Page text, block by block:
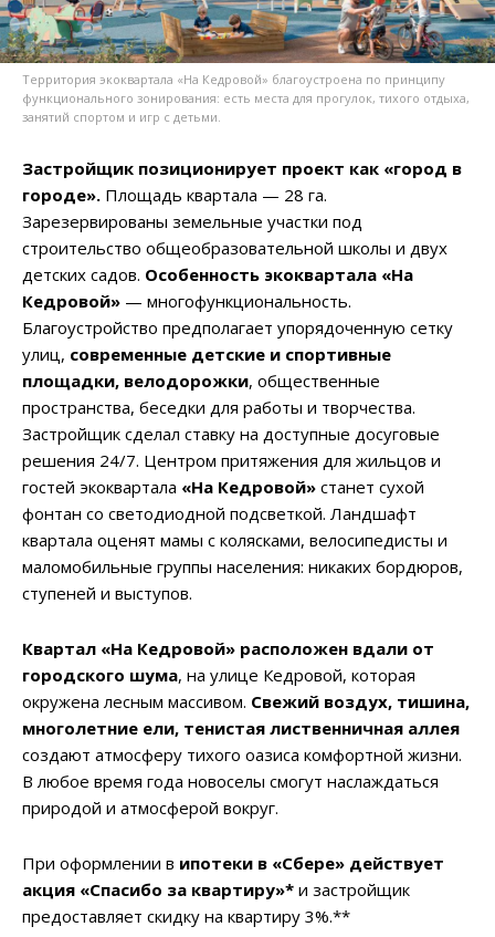
Территория экоквартала «На Кедровой» благоустроена по принципу
функционального зонирования: есть места для прогулок, тихого отдыха,
занятий спортом и игр с детьми.
Застройщик позиционирует проект как «город в
городе». Площадь квартала — 28 га.
Зарезервированы земельные участки под
строительство общеобразовательной школы и двух
детских садов. Особенность экоквартала «На
Кедровой» — многофункциональность.
Благоустройство предполагает упорядоченную сетку
улиц, современные детские и спортивные
площадки, велодорожки, общественные
пространства, беседки для работы и творчества.
Застройщик сделал ставку на доступные досуговые
решения 24/7. Центром притяжения для жильцов и
гостей экоквартала «На Кедровой» станет сухой
фонтан со светодиодной подсветкой. Ландшафт
квартала оценят мамы с колясками, велосипедисты и
маломобильные группы населения: никаких бордюров,
ступеней и выступов.
Квартал «На Кедровой» расположен вдали от
городского шума, на улице Кедровой, которая
окружена лесным массивом. Свежий воздух, тишина,
многолетние ели, тенистая лиственничная аллея
создают атмосферу тихого оазиса комфортной жизни.
В любое время года новоселы смогут наслаждаться
природой и атмосферой вокруг.
При оформлении в ипотеки в «Сбере» действует
акция «Спасибо за квартиру»* и застройщик
предоставляет скидку на квартиру 3%.**